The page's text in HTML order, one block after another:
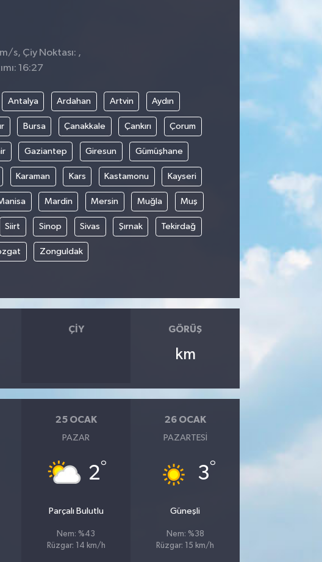
s, Çiy Noktası: ,
16:27
Antalya Ardahan Artvin Aydın
Bursa Çanakkale Çankırı Çorum
Gaziantep Giresun Gümüşhane
Karaman Kars Kastamonu Kayseri
Mardin Mersin Muğla Muş
Siirt Sinop Sivas Şırnak Tekirdağ
Zonguldak
ÇIY GÖRÜŞ
km
25 OCAK
PAZAR
2°
Parçalı Bulutlu
Nem: %43
Rüzgar: 14 km/h
26 OCAK
PAZARTESI
3°
Güneşli
Nem: %38
Rüzgar: 15 km/h